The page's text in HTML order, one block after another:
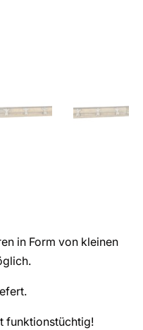
in Form von kleinen
funktionstüchtig!